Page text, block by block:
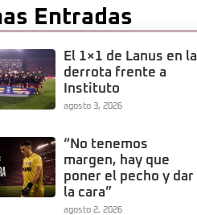
Entradas
El 1×1 de Lanus en la
derrota frente a
Instituto
agosto 3, 2026
“No tenemos
margen, hay que
poner el pecho y dar
la cara”
agosto 2, 2026